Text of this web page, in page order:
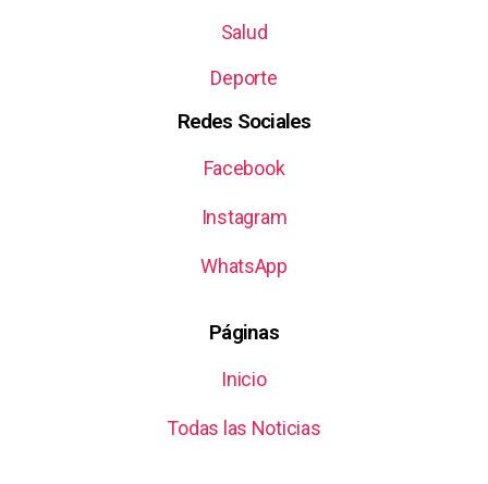
Salud
Deporte
Redes Sociales
Facebook
Instagram
WhatsApp
Páginas
Inicio
Todas las Noticias